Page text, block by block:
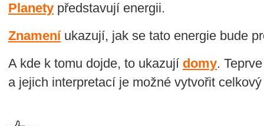
Planety představují energii.
Znameníukazují, jak se tato energie bude
A kde k tomu dojde, to ukazují domy.
a jejich interpretací je možné vytvořit